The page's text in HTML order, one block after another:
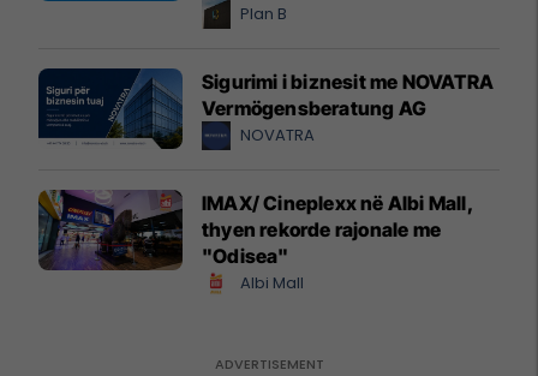
Plan B
Sigurimi i biznesit me NOVATRA
Vermögensberatung AG
NOVATRA
IMAX/ Cineplexx në Albi Mall,
thyen rekorde rajonale me
"Odisea"
Albi Mall